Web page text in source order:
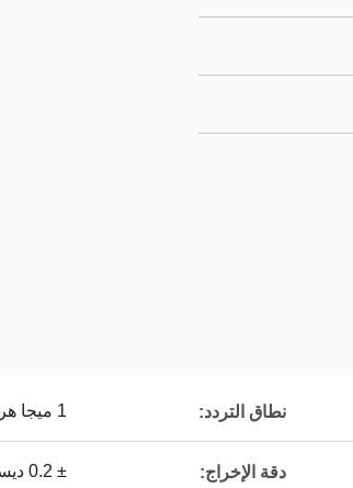
نطاق التردد: 1 ميجا هرتز إلى 20 جيجا هرتز
دقة الإخراج: ± 0.2 ديسيبل